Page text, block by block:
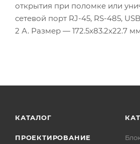
открытия при поломке или
сетевой порт RJ-45, RS-485,
2 А. Размер — 172.5x83.2x22.7
КАТАЛОГ
ПРОЕКТИРОВАНИЕ